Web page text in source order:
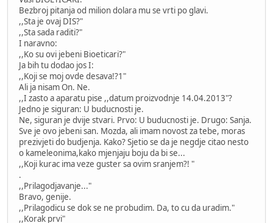
Bezbroj pitanja od milion dolara mu se vrti po glavi.
,,Sta je ovaj DIS?"
,,Sta sada raditi?"
I naravno:
,,Ko su ovi jebeni Bioeticari?"
Ja bih tu dodao jos I:
,,Koji se moj ovde desava!?1"
Ali ja nisam On. Ne.
,,I zasto a aparatu pise ,,datum proizvodnje 14.04.2013"?
Jedno je siguran: U buducnosti je.
Ne, siguran je dvije stvari. Prvo: U buducnosti je. Drugo: Sanja.
Sve je ovo jebeni san. Mozda, ali imam novost za tebe, moras
prezivjeti do budjenja. Kako? Sjetio se da je negdje citao nesto
o kameleonima,kako mjenjaju boju da bi se...
,,Koji kurac ima veze guster sa ovim sranjem?! "
.
,,Prilagodjavanje..."
Bravo, genije.
,,Prilagodicu se dok se ne probudim. Da, to cu da uradim."
,,Korak prvi"